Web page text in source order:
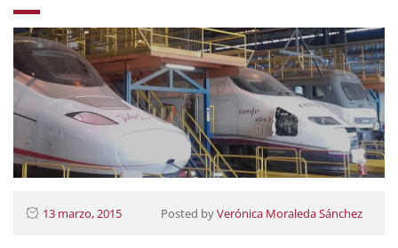
13 marzo, 2015 Posted byVerónica Moraleda Sánchez